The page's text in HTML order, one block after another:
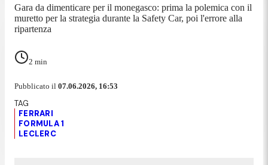
Gara da dimenticare per il monegasco: prima la polemica con il
muretto per la strategia durante la Safety Car, poi l'errore alla
ripartenza
2 min
Pubblicato il 07.06.2026, 16:53
FERRARI
FORMULA 1
LECLERC